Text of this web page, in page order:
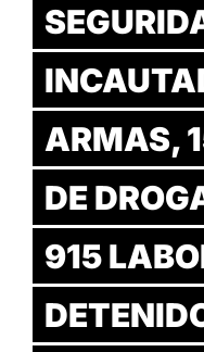
ARMAS,
DE
915